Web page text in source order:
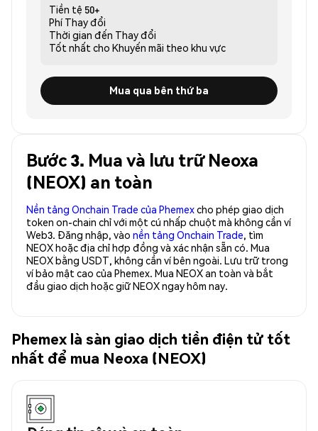
Tiền tệ 50+
Phí Thay đổi
Thời gian đến Thay đổi
Tốt nhất cho Khuyến mãi theo khu vực
Mua qua bên thứ ba
Bước 3. Mua và lưu trữ Neoxa
(NEOX) an toàn
Nền tảng Onchain Trade của Phemexcho phép giao dịch
token on-chain chỉ với một cú nhấp chuột mà không cần ví
Web3. Đăng nhập, vào nền tảng Onchain Trade, tìm
NEOX hoặc địa chỉ hợp đồng và xác nhận sẵn có. Mua
NEOX bằng USDT, không cần ví bên ngoài. Lưu trữ trong
ví bảo mật cao của Phemex. Mua NEOX an toàn và bắt
đầu giao dịch hoặc giữ NEOX ngay hôm nay.
Phemex là sàn giao dịch tiền điện tử tốt
nhất để mua Neoxa (NEOX)